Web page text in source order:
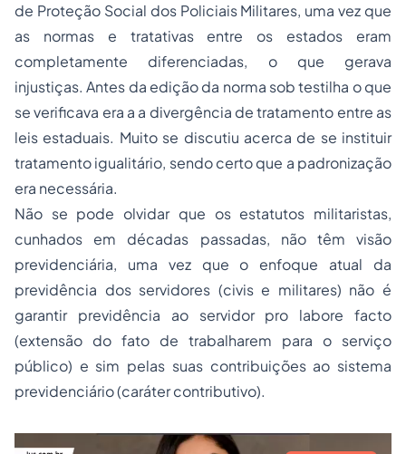
de Proteção Social dos Policiais Militares, uma vez que
as normas e tratativas entre os estados eram
completamente diferenciadas, o que gerava
injustiças. Antes da edição da norma sob testilha o que
se verificava era a a divergência de tratamento entre as
leis estaduais. Muito se discutiu acerca de se instituir
tratamento igualitário, sendo certo que a padronização
era necessária.
Não se pode olvidar que os estatutos militaristas,
cunhados em décadas passadas, não têm visão
previdenciária, uma vez que o enfoque atual da
previdência dos servidores (civis e militares) não é
garantir previdência ao servidorpro labore facto
(extensão do fato de trabalharem para o serviço
público) e sim pelas suas contribuições ao sistema
previdenciário (caráter contributivo).